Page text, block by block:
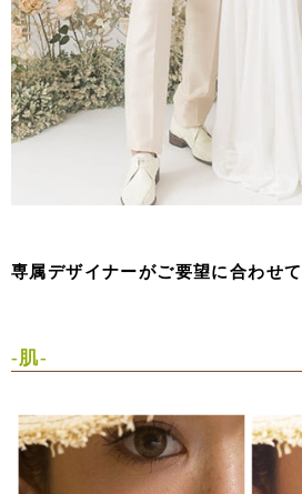
専属デザイナーがご要望に合わせ
-肌-